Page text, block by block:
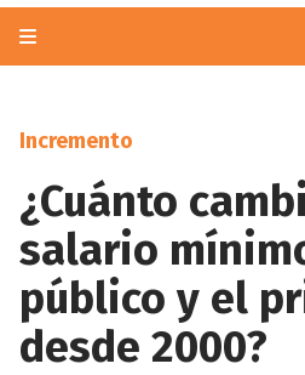
Incremento
¿Cuánto
salario
público y el
desde 2000?